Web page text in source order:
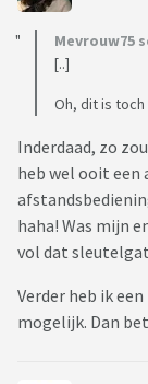
Mevrouw75
[..]
Oh, dit is
Inderdaad, zo
heb wel ooit een
haha! Was mijn
vol dat
Verder heb ik
mogelijk. Dan